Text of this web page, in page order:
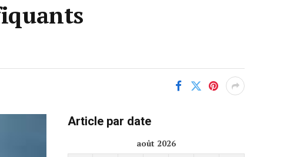
Article par date
août 2026